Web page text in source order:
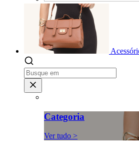
Categoria
Ver tudo >